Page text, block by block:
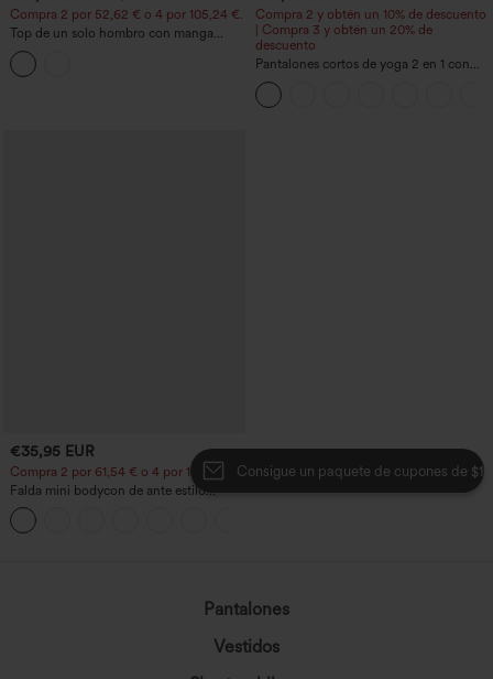
Consigue un paquete de cupones de $100
Compra 2 por 52,62 € o 4 por 105,24 €.
Top de un solo hombro con manga
corta, dobladillo curvo high‑low,
sujetador integrado y estampado de
lunares, estilo casual
Compra 2 y obtén un 10% de descuento
| Compra 3 y obtén un 20% de
descuento
Pantalones cortos de yoga 2 en 1 con
bolsillo trasero de talle muy alto y
bolsillo lateral oculto de 5&#39;&#39;
de longitud más larga
€35,95 EUR
Compra 2 por 61,54 € o 4 por 123,08 €.
Falda mini bodycon de ante estilo
crossover, talle alto, 2 en 1, dobladillo
con flecos, para fiesta
Pantalones
Vestidos